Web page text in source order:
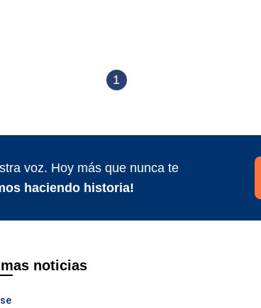
1
voz. Hoy más que nunca te
haciendo historia!
noticias